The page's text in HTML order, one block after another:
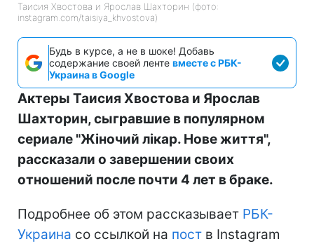
Таисия Хвостова и Ярослав Шахторин (фото:
instagram.com/taisiya_khvostova)
Будь в курсе, а не в шоке! Добавь
содержание своей ленте вместе с РБК-
Украина в Google
Актеры Таисия Хвостова и Ярослав
Шахторин, сыгравшие в популярном
сериале "Жіночий лікар. Нове життя",
рассказали о завершении своих
отношений после почти 4 лет в браке.
Подробнее об этом рассказывает РБК-
Украина со ссылкой на пост в Instagram